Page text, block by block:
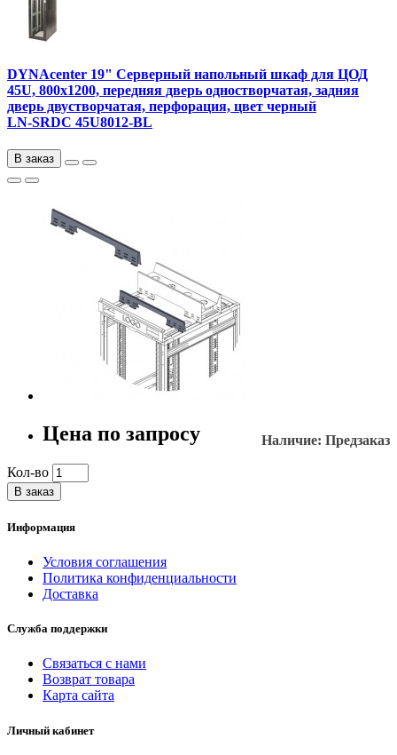
DYNAcenter 19" Серверный напольный шкаф для ЦОД
45U, 800х1200, передняя дверь одностворчатая, задняя
дверь двустворчатая, перфорация, цвет черный
LN-SRDC 45U8012-BL
В заказ
Наличие: Предзаказ
Цена по запросу
Кол-во
В заказ
Информация
Условия соглашения
Политика конфиденциальности
Доставка
Служба поддержки
Связаться с нами
Возврат товара
Карта сайта
Личный кабинет